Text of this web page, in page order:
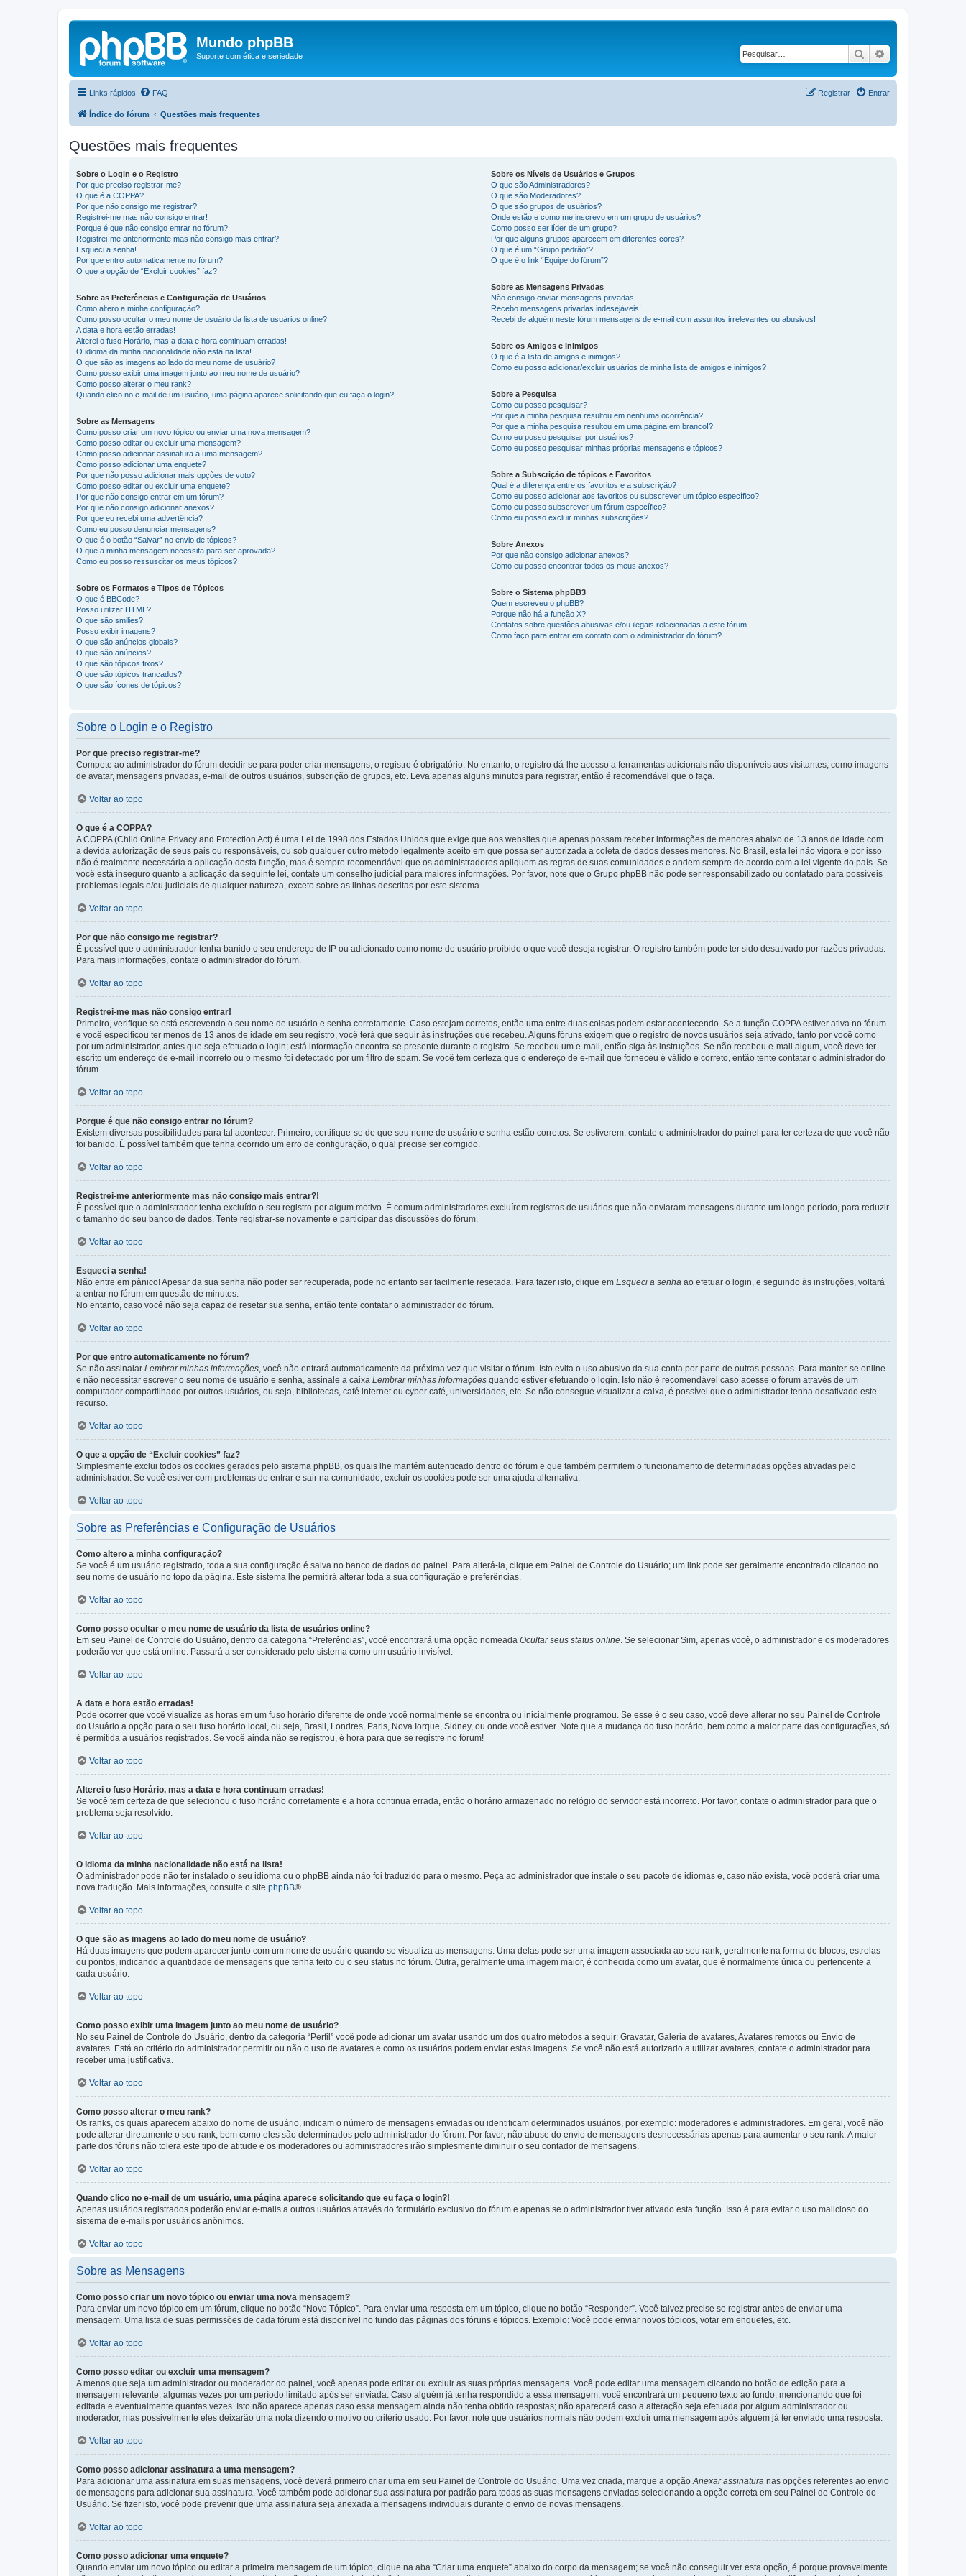
Mundo phpBB
Suporte com ética e seriedade Pesquisar
Links rápidos FAQ Entrar
Registrar
Índice do fórum Questões mais frequentes
Questões mais frequentes
Sobre o Login e o Registro
Por que preciso registrar-me?
O que é a COPPA?
Por que não consigo me registrar?
Registrei-me mas não consigo entrar!
Porque é que não consigo entrar no fórum?
Registrei-me anteriormente mas não consigo mais entrar?!
Esqueci a senha!
Por que entro automaticamente no fórum?
O que a opção de “Excluir cookies” faz?
Sobre as Preferências e Configuração de Usuários
Como altero a minha configuração?
Como posso ocultar o meu nome de usuário da lista de usuários online?
A data e hora estão erradas!
Alterei o fuso Horário, mas a data e hora continuam erradas!
O idioma da minha nacionalidade não está na lista!
O que são as imagens ao lado do meu nome de usuário?
Como posso exibir uma imagem junto ao meu nome de usuário?
Como posso alterar o meu rank?
Quando clico no e-mail de um usuário, uma página aparece solicitando que eu faça o login?!
Sobre as Mensagens
Como posso criar um novo tópico ou enviar uma nova mensagem?
Como posso editar ou excluir uma mensagem?
Como posso adicionar assinatura a uma mensagem?
Como posso adicionar uma enquete?
Por que não posso adicionar mais opções de voto?
Como posso editar ou excluir uma enquete?
Por que não consigo entrar em um fórum?
Por que não consigo adicionar anexos?
Por que eu recebi uma advertência?
Como eu posso denunciar mensagens?
O que é o botão “Salvar” no envio de tópicos?
O que a minha mensagem necessita para ser aprovada?
Como eu posso ressuscitar os meus tópicos?
Sobre os Formatos e Tipos de Tópicos
O que é BBCode?
Posso utilizar HTML?
O que são smilies?
Posso exibir imagens?
O que são anúncios globais?
O que são anúncios?
O que são tópicos fixos?
O que são tópicos trancados?
O que são ícones de tópicos?
Sobre os Níveis de Usuários e Grupos
O que são Administradores?
O que são Moderadores?
O que são grupos de usuários?
Onde estão e como me inscrevo em um grupo de usuários?
Como posso ser líder de um grupo?
Por que alguns grupos aparecem em diferentes cores?
O que é um “Grupo padrão”?
O que é o link “Equipe do fórum”?
Sobre as Mensagens Privadas
Não consigo enviar mensagens privadas!
Recebo mensagens privadas indesejáveis!
Recebi de alguém neste fórum mensagens de e-mail com assuntos irrelevantes ou abusivos!
Sobre os Amigos e Inimigos
O que é a lista de amigos e inimigos?
Como eu posso adicionar/excluir usuários de minha lista de amigos e inimigos?
Sobre a Pesquisa
Como eu posso pesquisar?
Por que a minha pesquisa resultou em nenhuma ocorrência?
Por que a minha pesquisa resultou em uma página em branco!?
Como eu posso pesquisar por usuários?
Como eu posso pesquisar minhas próprias mensagens e tópicos?
Sobre a Subscrição de tópicos e Favoritos
Qual é a diferença entre os favoritos e a subscrição?
Como eu posso adicionar aos favoritos ou subscrever um tópico específico?
Como eu posso subscrever um fórum específico?
Como eu posso excluir minhas subscrições?
Sobre Anexos
Por que não consigo adicionar anexos?
Como eu posso encontrar todos os meus anexos?
Sobre o Sistema phpBB3
Quem escreveu o phpBB?
Porque não há a função X?
Contatos sobre questões abusivas e/ou ilegais relacionadas a este fórum
Como faço para entrar em contato com o administrador do fórum?
Sobre o Login e o Registro
Por que preciso registrar-me?
Compete ao administrador do fórum decidir se para poder criar mensagens, o registro é obrigatório. No entanto; o registro dá-lhe acesso a ferramentas adicionais não disponíveis aos visitantes, como imagens
de avatar, mensagens privadas, e-mail de outros usuários, subscrição de grupos, etc. Leva apenas alguns minutos para registrar, então é recomendável que o faça.
Voltar ao topo
O que é a COPPA?
A COPPA (Child Online Privacy and Protection Act) é uma Lei de 1998 dos Estados Unidos que exige que aos websites que apenas possam receber informações de menores abaixo de 13 anos de idade com
a devida autorização de seus pais ou responsáveis, ou sob qualquer outro método legalmente aceito em que possa ser autorizada a coleta de dados desses menores. No Brasil, esta lei não vigora e por isso
não é realmente necessária a aplicação desta função, mas é sempre recomendável que os administradores apliquem as regras de suas comunidades e andem sempre de acordo com a lei vigente do país. Se
você está inseguro quanto a aplicação da seguinte lei, contate um conselho judicial para maiores informações. Por favor, note que o Grupo phpBB não pode ser responsabilizado ou contatado para possíveis
problemas legais e/ou judiciais de qualquer natureza, exceto sobre as linhas descritas por este sistema.
Voltar ao topo
Por que não consigo me registrar?
É possível que o administrador tenha banido o seu endereço de IP ou adicionado como nome de usuário proibido o que você deseja registrar. O registro também pode ter sido desativado por razões privadas.
Para mais informações, contate o administrador do fórum.
Voltar ao topo
Registrei-me mas não consigo entrar!
Primeiro, verifique se está escrevendo o seu nome de usuário e senha corretamente. Caso estejam corretos, então uma entre duas coisas podem estar acontecendo. Se a função COPPA estiver ativa no fórum
e você especificou ter menos de 13 anos de idade em seu registro, você terá que seguir às instruções que recebeu. Alguns fóruns exigem que o registro de novos usuários seja ativado, tanto por você como
por um administrador, antes que seja efetuado o login; está informação encontra-se presente durante o registro. Se recebeu um e-mail, então siga às instruções. Se não recebeu e-mail algum, você deve ter
escrito um endereço de e-mail incorreto ou o mesmo foi detectado por um filtro de spam. Se você tem certeza que o endereço de e-mail que forneceu é válido e correto, então tente contatar o administrador do
fórum.
Voltar ao topo
Porque é que não consigo entrar no fórum?
Existem diversas possibilidades para tal acontecer. Primeiro, certifique-se de que seu nome de usuário e senha estão corretos. Se estiverem, contate o administrador do painel para ter certeza de que você não
foi banido. É possível também que tenha ocorrido um erro de configuração, o qual precise ser corrigido.
Voltar ao topo
Registrei-me anteriormente mas não consigo mais entrar?!
É possível que o administrador tenha excluído o seu registro por algum motivo. É comum administradores excluírem registros de usuários que não enviaram mensagens durante um longo período, para reduzir
o tamanho do seu banco de dados. Tente registrar-se novamente e participar das discussões do fórum.
Voltar ao topo
Esqueci a senha!
Não entre em pânico! Apesar da sua senha não poder ser recuperada, pode no entanto ser facilmente resetada. Para fazer isto, clique em Esqueci a senha ao efetuar o login, e seguindo às instruções, voltará
a entrar no fórum em questão de minutos.
No entanto, caso você não seja capaz de resetar sua senha, então tente contatar o administrador do fórum.
Voltar ao topo
Por que entro automaticamente no fórum?
Se não assinalar Lembrar minhas informações , você não entrará automaticamente da próxima vez que visitar o fórum. Isto evita o uso abusivo da sua conta por parte de outras pessoas. Para manter-se online
e não necessitar escrever o seu nome de usuário e senha, assinale a caixa Lembrar minhas informações quando estiver efetuando o login. Isto não é recomendável caso acesse o fórum através de um
computador compartilhado por outros usuários, ou seja, bibliotecas, café internet ou cyber café, universidades, etc. Se não consegue visualizar a caixa, é possível que o administrador tenha desativado este
recurso.
Voltar ao topo
O que a opção de “Excluir cookies” faz?
Simplesmente exclui todos os cookies gerados pelo sistema phpBB, os quais lhe mantém autenticado dentro do fórum e que também permitem o funcionamento de determinadas opções ativadas pelo
administrador. Se você estiver com problemas de entrar e sair na comunidade, excluir os cookies pode ser uma ajuda alternativa.
Voltar ao topo
Sobre as Preferências e Configuração de Usuários
Como altero a minha configuração?
Se você é um usuário registrado, toda a sua configuração é salva no banco de dados do painel. Para alterá-la, clique em Painel de Controle do Usuário; um link pode ser geralmente encontrado clicando no
seu nome de usuário no topo da página. Este sistema lhe permitirá alterar toda a sua configuração e preferências.
Voltar ao topo
Como posso ocultar o meu nome de usuário da lista de usuários online?
Em seu Painel de Controle do Usuário, dentro da categoria “Preferências”, você encontrará uma opção nomeada Ocultar seus status online . Se selecionar Sim, apenas você, o administrador e os moderadores
poderão ver que está online. Passará a ser considerado pelo sistema como um usuário invisível.
Voltar ao topo
A data e hora estão erradas!
Pode ocorrer que você visualize as horas em um fuso horário diferente de onde você normalmente se encontra ou inicialmente programou. Se esse é o seu caso, você deve alterar no seu Painel de Controle
do Usuário a opção para o seu fuso horário local, ou seja, Brasil, Londres, Paris, Nova Iorque, Sidney, ou onde você estiver. Note que a mudança do fuso horário, bem como a maior parte das configurações, só
é permitida a usuários registrados. Se você ainda não se registrou, é hora para que se registre no fórum!
Voltar ao topo
Alterei o fuso Horário, mas a data e hora continuam erradas!
Se você tem certeza de que selecionou o fuso horário corretamente e a hora continua errada, então o horário armazenado no relógio do servidor está incorreto. Por favor, contate o administrador para que o
problema seja resolvido.
Voltar ao topo
O idioma da minha nacionalidade não está na lista!
O administrador pode não ter instalado o seu idioma ou o phpBB ainda não foi traduzido para o mesmo. Peça ao administrador que instale o seu pacote de idiomas e, caso não exista, você poderá criar uma
nova tradução. Mais informações, consulte o site phpBB®.
Voltar ao topo
O que são as imagens ao lado do meu nome de usuário?
Há duas imagens que podem aparecer junto com um nome de usuário quando se visualiza as mensagens. Uma delas pode ser uma imagem associada ao seu rank, geralmente na forma de blocos, estrelas
ou pontos, indicando a quantidade de mensagens que tenha feito ou o seu status no fórum. Outra, geralmente uma imagem maior, é conhecida como um avatar, que é normalmente única ou pertencente a
cada usuário.
Voltar ao topo
Como posso exibir uma imagem junto ao meu nome de usuário?
No seu Painel de Controle do Usuário, dentro da categoria “Perfil” você pode adicionar um avatar usando um dos quatro métodos a seguir: Gravatar, Galeria de avatares, Avatares remotos ou Envio de
avatares. Está ao critério do administrador permitir ou não o uso de avatares e como os usuários podem enviar estas imagens. Se você não está autorizado a utilizar avatares, contate o administrador para
receber uma justificativa.
Voltar ao topo
Como posso alterar o meu rank?
Os ranks, os quais aparecem abaixo do nome de usuário, indicam o número de mensagens enviadas ou identificam determinados usuários, por exemplo: moderadores e administradores. Em geral, você não
pode alterar diretamente o seu rank, bem como eles são determinados pelo administrador do fórum. Por favor, não abuse do envio de mensagens desnecessárias apenas para aumentar o seu rank. A maior
parte dos fóruns não tolera este tipo de atitude e os moderadores ou administradores irão simplesmente diminuir o seu contador de mensagens.
Voltar ao topo
Quando clico no e-mail de um usuário, uma página aparece solicitando que eu faça o login?!
Apenas usuários registrados poderão enviar e-mails a outros usuários através do formulário exclusivo do fórum e apenas se o administrador tiver ativado esta função. Isso é para evitar o uso malicioso do
sistema de e-mails por usuários anônimos.
Voltar ao topo
Sobre as Mensagens
Como posso criar um novo tópico ou enviar uma nova mensagem?
Para enviar um novo tópico em um fórum, clique no botão “Novo Tópico”. Para enviar uma resposta em um tópico, clique no botão “Responder”. Você talvez precise se registrar antes de enviar uma
mensagem. Uma lista de suas permissões de cada fórum está disponível no fundo das páginas dos fóruns e tópicos. Exemplo: Você pode enviar novos tópicos, votar em enquetes, etc.
Voltar ao topo
Como posso editar ou excluir uma mensagem?
A menos que seja um administrador ou moderador do painel, você apenas pode editar ou excluir as suas próprias mensagens. Você pode editar uma mensagem clicando no botão de edição para a
mensagem relevante, algumas vezes por um período limitado após ser enviada. Caso alguém já tenha respondido a essa mensagem, você encontrará um pequeno texto ao fundo, mencionando que foi
editada e eventualmente quantas vezes. Isto não aparece apenas caso essa mensagem ainda não tenha obtido respostas; não aparecerá caso a alteração seja efetuada por algum administrador ou
moderador, mas possivelmente eles deixarão uma nota dizendo o motivo ou critério usado. Por favor, note que usuários normais não podem excluir uma mensagem após alguém já ter enviado uma resposta.
Voltar ao topo
Como posso adicionar assinatura a uma mensagem?
Para adicionar uma assinatura em suas mensagens, você deverá primeiro criar uma em seu Painel de Controle do Usuário. Uma vez criada, marque a opção Anexar assinatura nas opções referentes ao envio
de mensagens para adicionar sua assinatura. Você também pode adicionar sua assinatura por padrão para todas as suas mensagens enviadas selecionando a opção correta em seu Painel de Controle do
Usuário. Se fizer isto, você pode prevenir que uma assinatura seja anexada a mensagens individuais durante o envio de novas mensagens.
Voltar ao topo
Como posso adicionar uma enquete?
Quando enviar um novo tópico ou editar a primeira mensagem de um tópico, clique na aba “Criar uma enquete” abaixo do corpo da mensagem; se você não conseguir ver esta opção, é porque provavelmente